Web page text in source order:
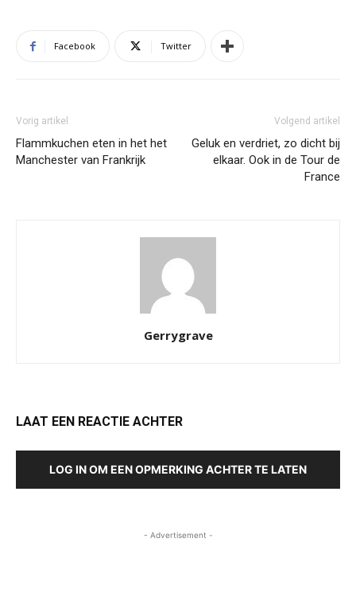
Facebook Twitter
Vorig artikel
Flammkuchen eten in het het
Manchester van Frankrijk
Volgend artikel
Geluk en verdriet, zo dicht bij
elkaar. Ook in de Tour de
France
Gerrygrave
LAAT EEN REACTIE ACHTER
LOG IN OM EEN OPMERKING ACHTER TE LATEN
- Advertisement -